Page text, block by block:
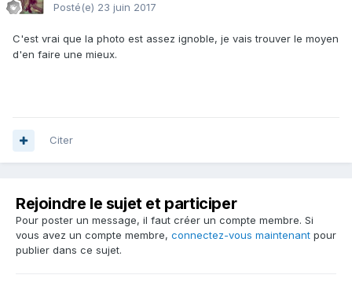
Posté(e) 23 juin 2017
C'est vrai que la photo est assez ignoble, je vais trouver le moyen
d'en faire une mieux.
Citer
Rejoindre le sujet et participer
Pour poster un message, il faut créer un compte membre. Si
vous avez un compte membre, connectez-vous maintenant pour
publier dans ce sujet.